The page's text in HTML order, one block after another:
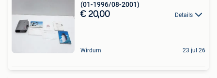
(01-1996/08-2001)
€ 20,00 Details
Wirdum 23 jul 26